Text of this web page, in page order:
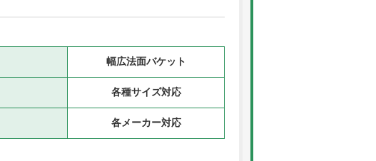
幅広法面バケット
各種サイズ対応
各メーカー対応